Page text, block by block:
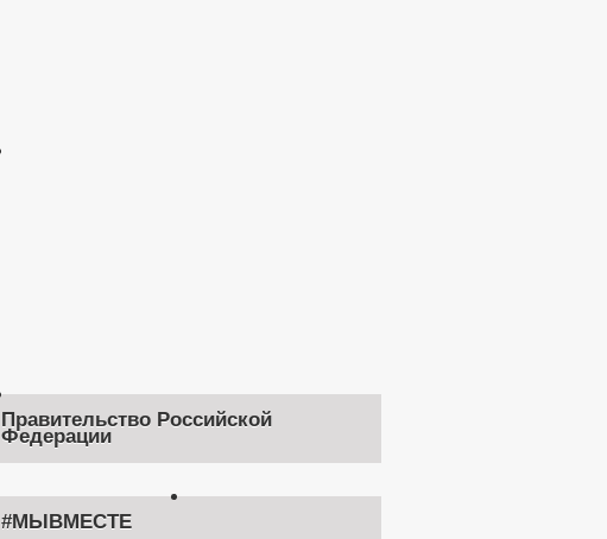
Правительство Российской
Федерации
#МЫВМЕСТЕ